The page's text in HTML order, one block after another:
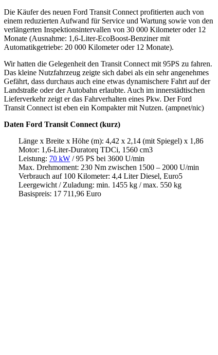
Die Käufer des neuen Ford Transit Connect profitierten auch von
einem reduzierten Aufwand für Service und Wartung sowie von den
verlängerten Inspektionsintervallen von 30 000 Kilometer oder 12
Monate (Ausnahme: 1,6-Liter-EcoBoost-Benziner mit
Automatikgetriebe: 20 000 Kilometer oder 12 Monate).
Wir hatten die Gelegenheit den Transit Connect mit 95PS zu fahren.
Das kleine Nutzfahrzeug zeigte sich dabei als ein sehr angenehmes
Gefährt, dass durchaus auch eine etwas dynamischere Fahrt auf der
Landstraße oder der Autobahn erlaubte. Auch im innerstädtischen
Lieferverkehr zeigt er das Fahrverhalten eines Pkw. Der Ford
Transit Connect ist eben ein Kompakter mit Nutzen. (ampnet/nic)
Daten Ford Transit Connect (kurz)
Länge x Breite x Höhe (m): 4,42 x 2,14 (mit Spiegel) x 1,86
Motor: 1,6-Liter-Duratorq TDCi, 1560 cm3
Leistung: 70 kW / 95 PS bei 3600 U/min
Max. Drehmoment: 230 Nm zwischen 1500 – 2000 U/min
Verbrauch auf 100 Kilometer: 4,4 Liter Diesel, Euro5
Leergewicht / Zuladung: min. 1455 kg / max. 550 kg
Basispreis: 17 711,96 Euro